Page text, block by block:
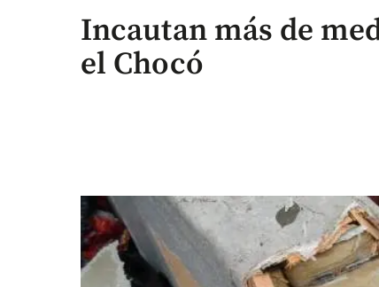
Incautan más de
el Chocó